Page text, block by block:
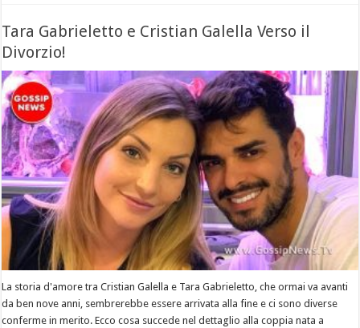
Tara Gabrieletto e Cristian Galella Verso il
Divorzio!
La storia d'amore tra Cristian Galella e Tara Gabrieletto, che ormai va avanti
da ben nove anni, sembrerebbe essere arrivata alla fine e ci sono diverse
conferme in merito. Ecco cosa succede nel dettaglio alla coppia nata a